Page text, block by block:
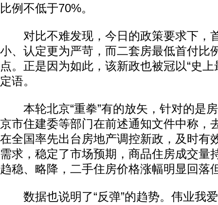
比例不低于70%。
对比不难发现，今日的政策要求下，
小、认定更为严苛，而二套房最低首付比
点。正是因为如此，该新政也被冠以“史上
定语。
本轮北京“重拳”有的放矢，针对的是
京市住建委等部门在前述通知文件中称，
在全国率先出台房地产调控新政，及时有
需求，稳定了市场预期，商品住房成交量
趋稳、略降，二手住房价格涨幅明显回落
数据也说明了“反弹”的趋势。伟业我
动物系恋人啊 | 钟欣潼体验爱情哲学 南